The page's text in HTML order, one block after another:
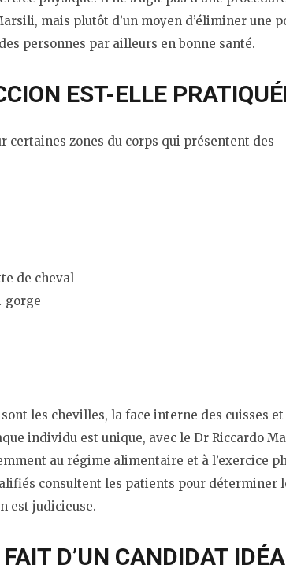
mais plutôt d’un moyen d’éliminer une
personnes par ailleurs en bonne santé.
EST-ELLE
certaines zones du corps qui présentent des
de cheval
gorge
les chevilles, la face interne des cuisses
individu est unique, avec le Dr Riccardo
au régime alimentaire et à l’exercice
consultent les patients pour déterminer
est judicieuse.
FAIT D’UN CANDIDAT